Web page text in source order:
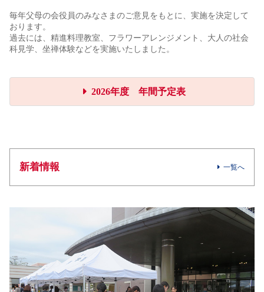
毎年父母の会役員のみなさまのご意見をもとに、実施を決定して
おります。
過去には、精進料理教室、フラワーアレンジメント、大人の社会
科見学、坐禅体験などを実施いたしました。
2026年度 年間予定表
新着情報 一覧へ